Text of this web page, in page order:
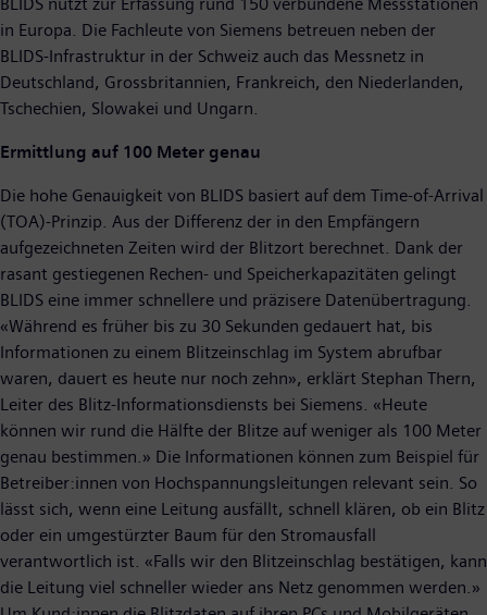
in Europa. Die Fachleute von Siemens betreuen neben der
BLIDS-Infrastruktur in der Schweiz auch das Messnetz in
Deutschland, Grossbritannien, Frankreich, den Niederlanden,
Tschechien, Slowakei und Ungarn.
Ermittlung auf 100 Meter genau
Die hohe Genauigkeit von BLIDS basiert auf dem Time-of-Arrival
(TOA)-Prinzip. Aus der Differenz der in den Empfängern
aufgezeichneten Zeiten wird der Blitzort berechnet. Dank der
rasant gestiegenen Rechen- und Speicherkapazitäten gelingt
BLIDS eine immer schnellere und präzisere Datenübertragung.
«Während es früher bis zu 30 Sekunden gedauert hat, bis
Informationen zu einem Blitzeinschlag im System abrufbar
waren, dauert es heute nur noch zehn», erklärt Stephan Thern,
Leiter des Blitz-Informationsdiensts bei Siemens. «Heute
können wir rund die Hälfte der Blitze auf weniger als 100 Meter
genau bestimmen.» Die Informationen können zum Beispiel für
Betreiber:innen von Hochspannungsleitungen relevant sein. So
lässt sich, wenn eine Leitung ausfällt, schnell klären, ob ein Blitz
oder ein umgestürzter Baum für den Stromausfall
verantwortlich ist. «Falls wir den Blitzeinschlag bestätigen, kann
die Leitung viel schneller wieder ans Netz genommen werden.»